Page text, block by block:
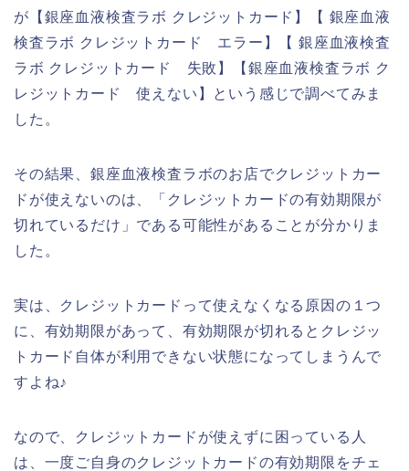
が【銀座血液検査ラボ クレジットカード】【 銀座血液
検査ラボ クレジットカード エラー】【 銀座血液検査
ラボ クレジットカード 失敗】【銀座血液検査ラボ ク
レジットカード 使えない】という感じで調べてみま
した。
その結果、銀座血液検査ラボのお店でクレジットカー
ドが使えないのは、「クレジットカードの有効期限が
切れているだけ」である可能性があることが分かりま
した。
実は、クレジットカードって使えなくなる原因の１つ
に、有効期限があって、有効期限が切れるとクレジッ
トカード自体が利用できない状態になってしまうんで
すよね♪
なので、クレジットカードが使えずに困っている人
は、一度ご自身のクレジットカードの有効期限をチェ